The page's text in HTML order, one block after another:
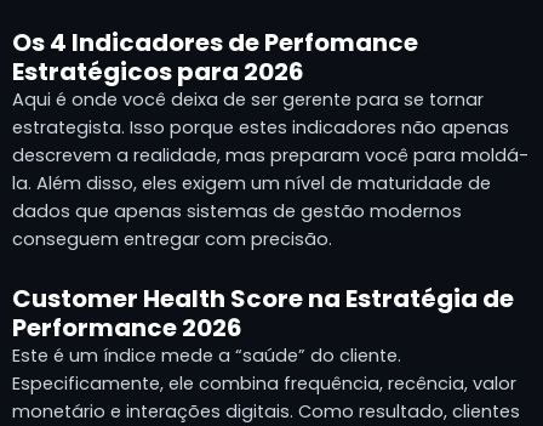
Os 4 Indicadores de Perfomance
Estratégicos para 2026
Aqui é onde você deixa de ser gerente para se tornar
estrategista. Isso porque estes indicadores não apenas
descrevem a realidade, mas preparam você para moldá-
la. Além disso, eles exigem um nível de maturidade de
dados que apenas sistemas de gestão modernos
conseguem entregar com precisão.
Customer Health Score na Estratégia de
Performance 2026
Este é um índice mede a “saúde” do cliente.
Especificamente, ele combina frequência, recência, valor
monetário e interações digitais. Como resultado, clientes